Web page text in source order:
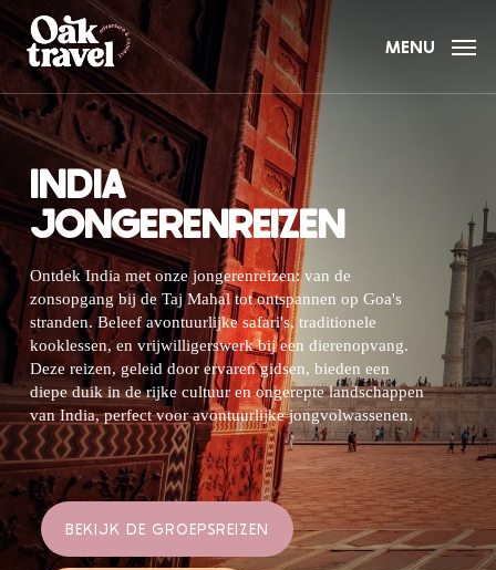
Skip
main
content
MENU
INDIA
JONGERENREIZEN
Ontdek India met onze jongerenreizen: van de
zonsopgang bij de Taj Mahal tot ontspannen op Goa's
stranden. Beleef avontuurlijke safari's, traditionele
kooklessen, en vrijwilligerswerk bij een dierenopvang.
Deze reizen, geleid door ervaren gidsen, bieden een
diepe duik in de rijke cultuur en ongerepte landschappen
van India, perfect voor avontuurlijke jongvolwassenen.
BEKIJK DE GROEPSREIZEN